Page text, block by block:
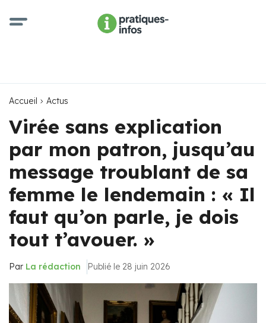
Accueil Actus
Virée sans explication
par mon patron, jusqu’au
message troublant de sa
femme le lendemain : « Il
faut qu’on parle, je dois
tout t’avouer. »
Par La rédaction Publié le 28 juin 2026